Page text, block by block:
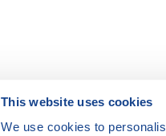
This website uses cookies
We use cookies to